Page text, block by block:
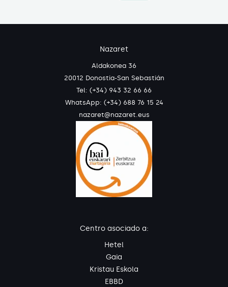
Nazaret
Aldakonea 36
20012 Donostia-San Sebastián
Tel: (+34) 943 32 66 66
WhatsApp: (+34) 688 76 15 24
nazaret@nazaret.eus
Centro asociado a:
Hetel
Gaia
Kristau Eskola
EBBD